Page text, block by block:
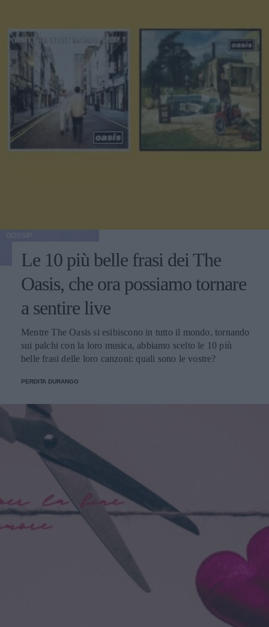
Le 10 più belle frasi dei The
Oasis, che ora possiamo tornare
a sentire live
Mentre The Oasis si esibiscono in tutto il mondo, tornando
sui palchi con la loro musica, abbiamo scelto le 10 più
belle frasi delle loro canzoni: quali sono le vostre?
PERDITA DURANGO